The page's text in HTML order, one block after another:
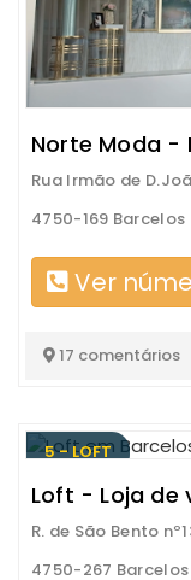
Norte Moda -
Rua Irmão de
4750-169 Barcelos
Ver
17 comentários
5 - LOFT
Loft - Loja de
R. de São Bento
4750-267 Barcelos